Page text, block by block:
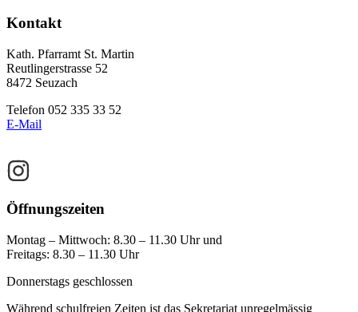
Footer
Kontakt
Kath. Pfarramt St. Martin
Reutlingerstrasse 52
8472 Seuzach
Telefon 052 335 33 52
E-Mail
Öffnungszeiten
Montag – Mittwoch: 8.30 – 11.30 Uhr und
Freitags: 8.30 – 11.30 Uhr
Donnerstags geschlossen
Während schulfreien Zeiten ist das Sekretariat unregelmässig